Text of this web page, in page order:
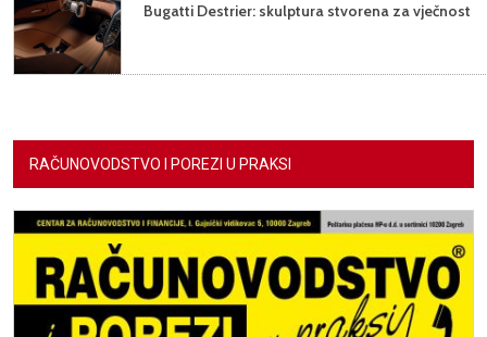
Bugatti Destrier: skulptura stvorena za vječnost
RAČUNOVODSTVO I POREZI U PRAKSI